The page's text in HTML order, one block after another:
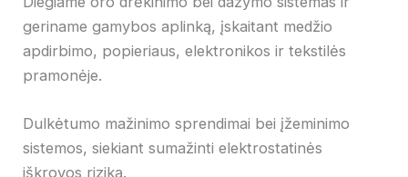
geriname gamybos aplinką, įskaitant medžio
apdirbimo, popieriaus, elektronikos ir tekstilės
pramonėje.
Dulkėtumo mažinimo sprendimai bei įžeminimo
sistemos, siekiant sumažinti elektrostatinės
iškrovos riziką.